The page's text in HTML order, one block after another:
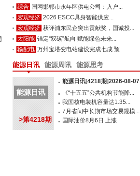
综合 国网邯郸市永年区供电公司：入户...
宏观经济 2026 ESCC具身智能供应...
宏观经济 获评浦东民企突出贡献奖，国诚投...
太阳能 锚定“双碳”航向 赋能绿色未来...
输配电 万州宝塔变电站建设完成七成 预...
能源日讯 能源周讯 能源思考
能源日讯
>第4218期
能源日讯[4218期]2026-08-07
《“十五五”公共机构节能降...
我国核电装机容量达1.35...
7月省间中长期市场交易规模...
国际油价8月6日 上涨